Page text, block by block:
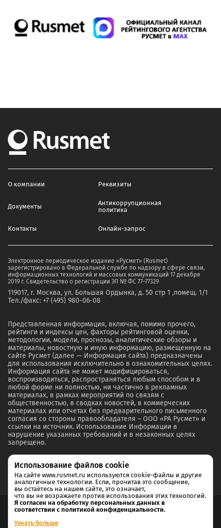
О компании Реквизиты
Документы
Антикоррупционная
политика
Контакты Онлайн-запрос
Электронное периодическое издание «Русмет» (Rusmet)
зарегистрировано в Федеральной службе по надзору в сфере связи,
информационных технологий и массовых коммуникаций 17 декабря
2019 г. Свидетельство о регистрации ЭЛ № ФС 77–77329
119017, г. Москва, ул. Большая Ордынка, д. 50 стр 1 ,помещ. 1/1
Тел./факс: +7 (495) 980-06-08
Представленная информация, включая, помимо прочего,
рейтинги и индексы цен, факторы рейтинговой оценки,
методологии, модели, прогнозы, аналитические обзоры и
материалы, новостную и иную информацию, размещенную на
сайте Русмет (далее — Информация сайта) предназначены
для использования исключительно в ознакомительных целях.
Информация сайта не может модифицироваться,
воспроизводиться, распространяться любым способом и в
любой форме ни полностью, ни частично в рекламных
материалах, в рамках мероприятий по связям с
общественностью, в сводках новостей, в коммерческих
материалах или отчетах без предварительного письменного
согласия со стороны правообладателя – ООО «РА Русмет» и
ссылки на источник. Использование Информации в
нарушение указанных требований и в незаконных целях
запрещено.
Согласие на обработку и хранение персональных данных
Использование файлов cookie
На сайте www.rusmet.ru используются cookie-файлы и другие
аналогичные технологии. Если, прочитав это сообщение,
вы остаётесь на нашем сайте, это означает,
что вы не возражаете против использования этих технологий.
Я согласен на обработку персональных данных в
соответствии с политикой конфиденциальности.
Узнать больше